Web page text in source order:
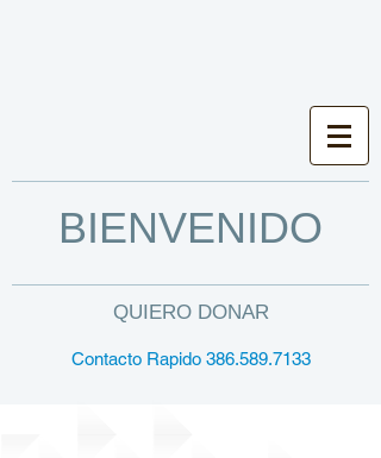
BIENVENIDO
QUIERO DONAR
Contacto Rapido 386.589.7133